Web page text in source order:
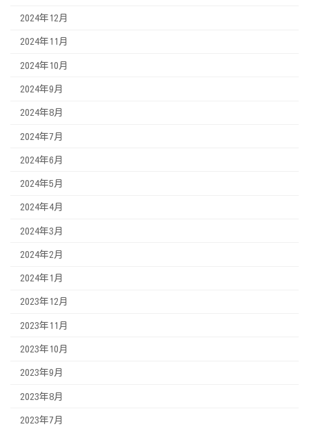
2024年12月
2024年11月
2024年10月
2024年9月
2024年8月
2024年7月
2024年6月
2024年5月
2024年4月
2024年3月
2024年2月
2024年1月
2023年12月
2023年11月
2023年10月
2023年9月
2023年8月
2023年7月